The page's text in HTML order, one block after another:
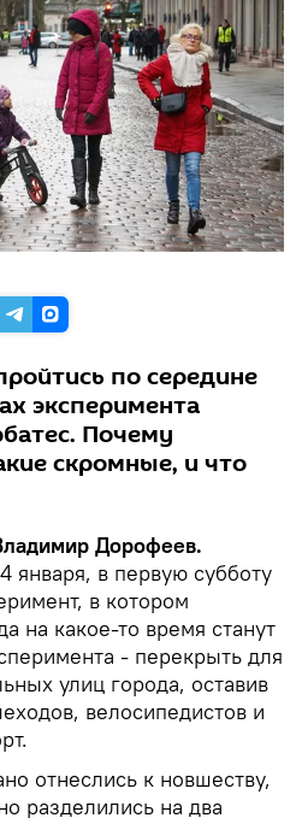
по середине
эксперимента
Почему
скромные, и что
Дорофеев.
января, в первую субботу
в котором
на какое-то время станут
- перекрыть для
улиц города, оставив
велосипедистов и
отнеслись к новшеству,
разделились на два